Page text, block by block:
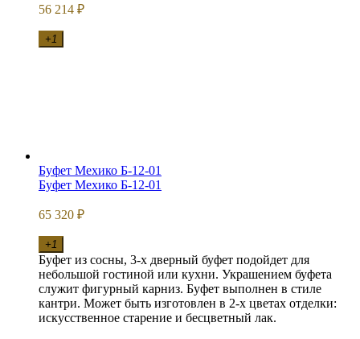
56 214 ₽
+1
Буфет Мехико Б-12-01
Буфет Мехико Б-12-01
65 320 ₽
+1
Буфет из сосны, 3-х дверный буфет подойдет для
небольшой гостиной или кухни. Украшением буфета
служит фигурный карниз. Буфет выполнен в стиле
кантри. Может быть изготовлен в 2-х цветах отделки:
искусственное старение и бесцветный лак.